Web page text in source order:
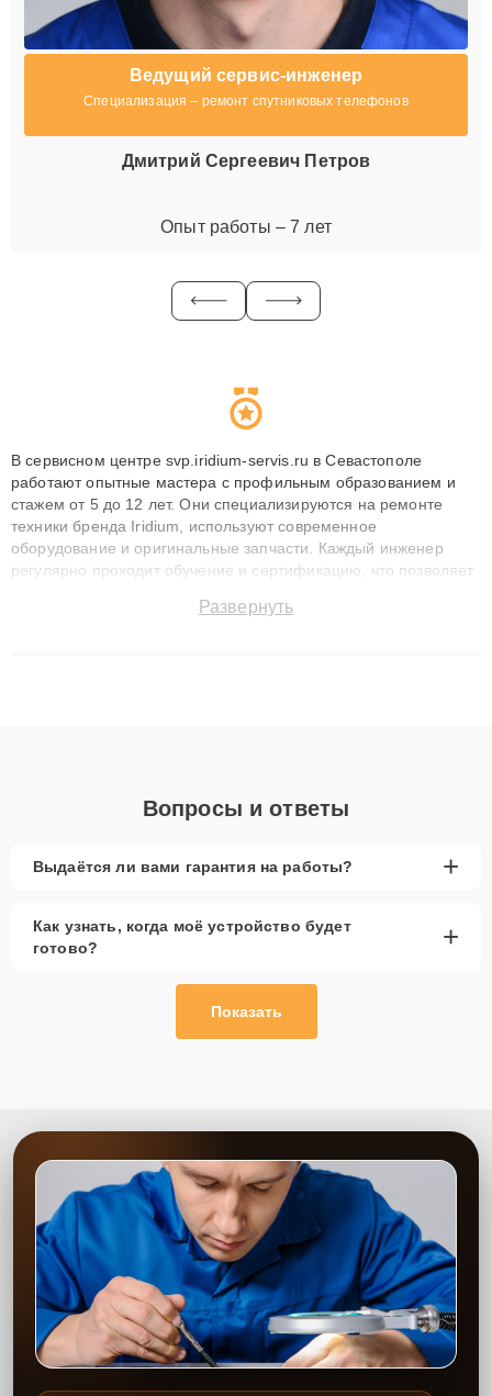
Ведущий сервис-инженер
Специализация – ремонт спутниковых телефонов
Дмитрий Сергеевич Петров
Опыт работы – 7 лет
В сервисном центре svp.iridium-servis.ru в Севастополе
работают опытные мастера с профильным образованием и
стажем от 5 до 12 лет. Они специализируются на ремонте
техники бренда Iridium, используют современное
оборудование и оригинальные запчасти. Каждый инженер
регулярно проходит обучение и сертификацию, что позволяет
технику с сохранением гарантии до 3 лет. Наши мастера
Развернуть
Вопросы и ответы
Выдаётся ли вами гарантия на работы? +
Как узнать, когда моё устройство будет
готово?
+
Показать